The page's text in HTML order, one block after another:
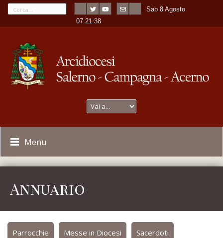
Sab 8 Agosto
-07:21:38
Menu
Annuario
Parrocchie Messe in Diocesi Sacerdoti